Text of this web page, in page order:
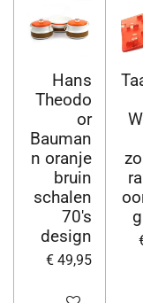
Hans
Theodo
or
Bauman
n oranje
bruin
schalen
70's
design
€ 49,95